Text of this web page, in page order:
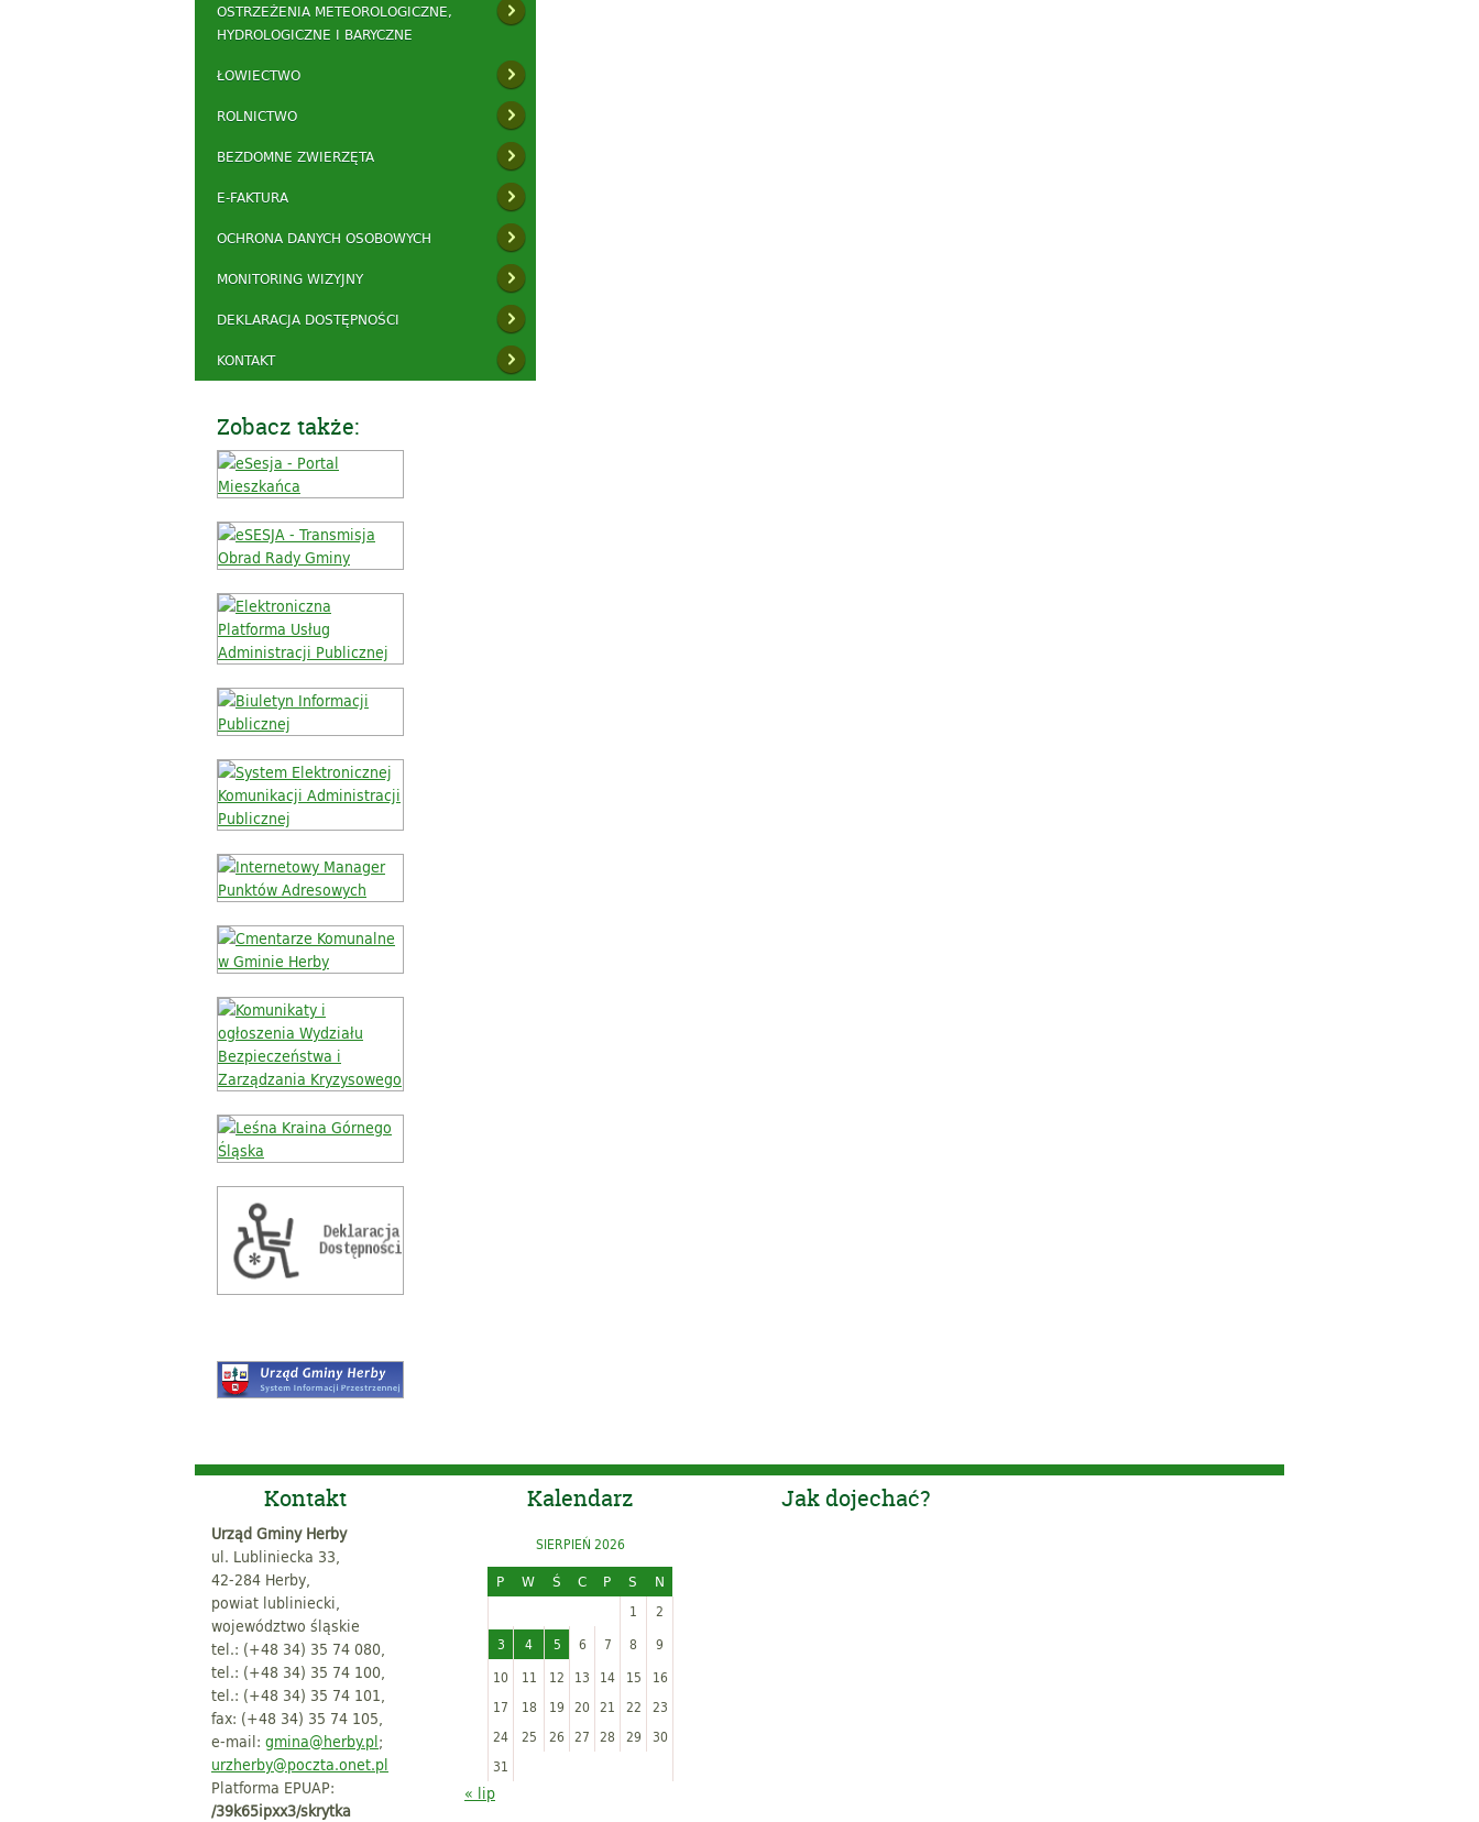
OSTRZEŻENIA METEOROLOGICZNE,
HYDROLOGICZNE I BARYCZNE
ŁOWIECTWO
ROLNICTWO
BEZDOMNE ZWIERZĘTA
E-FAKTURA
OCHRONA DANYCH OSOBOWYCH
MONITORING WIZYJNY
DEKLARACJA DOSTĘPNOŚCI
KONTAKT
Zobacz także:
Kontakt
Urząd Gminy Herby
ul. Lubliniecka 33,
42-284 Herby,
powiat lubliniecki,
województwo śląskie
tel.: (+48 34) 35 74 080,
tel.: (+48 34) 35 74 100,
tel.: (+48 34) 35 74 101,
fax: (+48 34) 35 74 105,
e-mail: gmina@herby.pl;
urzherby@poczta.onet.pl
Platforma EPUAP:
/39k65ipxx3/skrytka
Kalendarz
SIERPIEŃ 2026
P
W Ś C P S
N
1
2
3
4 5 6 7 8
9
10
11 12 13 14 15
16
17
18 19 20 21 22
23
24
25 26 27 28 29
30
31
« lip
Jak dojechać?